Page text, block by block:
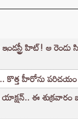
ఇండస్ట్రీ హిట్! ఆ
కొత్త హీరోను
ఈ